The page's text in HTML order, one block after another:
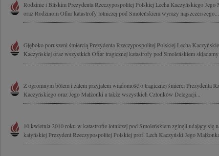
Rodzinie i Bliskim Prezydenta Rzeczypospolitej Polskiej Lecha Kaczyńskiego
oraz Rodzinom Ofiar katastrofy lotniczej pod Smoleńskiem wyrazy najszczerszego...
Głęboko poruszeni śmiercią Prezydenta Rzeczypospolitej Polskiej Lecha
Kaczyńskiej oraz wszystkich Ofiar tragicznej katastrofy pod Smoleńskiem
Z ogromnym bólem i żalem przyjąłem wiadomość o tragicznej śmierci Prezydenta
Kaczyńskiego oraz Jego Małżonki a także wszystkich Członków Delegacji...
10 kwietnia 2010 roku w katastrofie lotniczej pod Smoleńskiem zginęli udający się
katyńskiej Prezydent Rzeczypospolitej Polskiej prof. Lech Kaczyński Jego